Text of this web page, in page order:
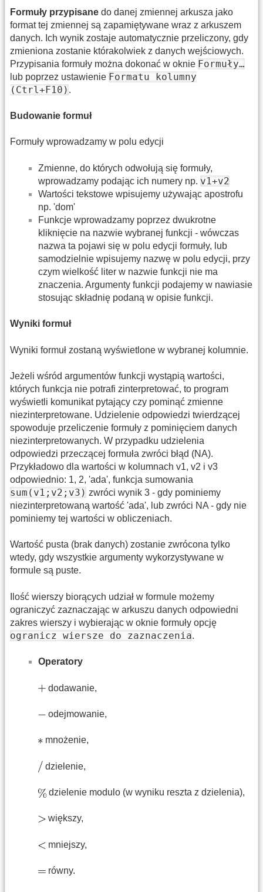
Formuły przypisane do danej zmiennej arkusza jako
format tej zmiennej są zapamiętywane wraz z arkuszem
danych. Ich wynik zostaje automatycznie przeliczony, gdy
zmieniona zostanie którakolwiek z danych wejściowych.
Przypisania formuły można dokonać w oknie Formuły…
lub poprzez ustawienie Formatu kolumny
(Ctrl+F10) .
Budowanie formuł
Formuły wprowadzamy w polu edycji
Zmienne, do których odwołują się formuły,
wprowadzamy podając ich numery np. v1+v2
Wartości tekstowe wpisujemy używając apostrofu
np. 'dom'
Funkcje wprowadzamy poprzez dwukrotne
kliknięcie na nazwie wybranej funkcji - wówczas
nazwa ta pojawi się w polu edycji formuły, lub
samodzielnie wpisujemy nazwę w polu edycji, przy
czym wielkość liter w nazwie funkcji nie ma
znaczenia. Argumenty funkcji podajemy w nawiasie
stosując składnię podaną w opisie funkcji.
Wyniki formuł
Wyniki formuł zostaną wyświetlone w wybranej kolumnie.
Jeżeli wśród argumentów funkcji wystąpią wartości,
których funkcja nie potrafi zinterpretować, to program
wyświetli komunikat pytający czy pominąć zmienne
niezinterpretowane. Udzielenie odpowiedzi twierdzącej
spowoduje przeliczenie formuły z pominięciem danych
niezinterpretowanych. W przypadku udzielenia
odpowiedzi przeczącej formuła zwróci błąd (NA).
Przykładowo dla wartości w kolumnach v1, v2 i v3
odpowiednio: 1, 2, 'ada', funkcja sumowania
sum(v1;v2;v3) zwróci wynik 3 - gdy pominiemy
niezinterpretowaną wartość 'ada', lub zwróci NA - gdy nie
pominiemy tej wartości w obliczeniach.
Wartość pusta (brak danych) zostanie zwrócona tylko
wtedy, gdy wszystkie argumenty wykorzystywane w
formule są puste.
Ilość wierszy biorących udział w formule możemy
ograniczyć zaznaczając w arkuszu danych odpowiedni
zakres wierszy i wybierając w oknie formuły opcję
ogranicz wiersze do zaznaczenia.
Operatory
dodawanie,
odejmowanie,
mnożenie,
dzielenie,
dzielenie modulo (w wyniku reszta z dzielenia),
większy,
mniejszy,
równy.